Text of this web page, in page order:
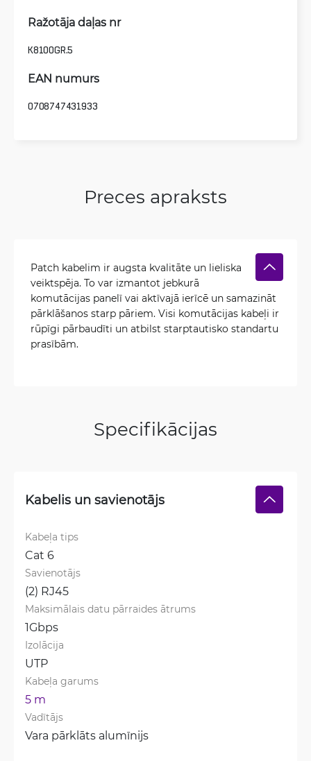
Ražotāja daļas nr
K8100GR.5
EAN numurs
0708747431933
Preces apraksts
Patch kabelim ir augsta kvalitāte un lieliska
veiktspēja. To var izmantot jebkurā
komutācijas panelī vai aktīvajā ierīcē un samazināt
pārklāšanos starp pāriem. Visi komutācijas kabeļi ir
rūpīgi pārbaudīti un atbilst starptautisko standartu
prasībām.
Specifikācijas
Kabelis un savienotājs
Kabeļa tips
Cat 6
Savienotājs
(2) RJ45
Maksimālais datu pārraides ātrums
1Gbps
Izolācija
UTP
Kabeļa garums
5 m
Vadītājs
Vara pārklāts alumīnijs